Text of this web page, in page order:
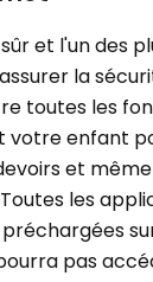
et l'un des
la
toutes les
votre enfant
et
les
pas